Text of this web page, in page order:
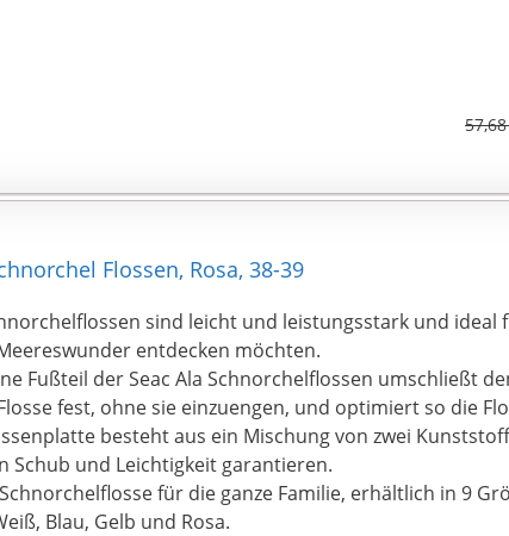
Flossen, Rosa, 38-39
sind leicht und leistungsstark und ideal
entdecken möchten.
Fußteil der Seac Ala Schnorchelflossen umschließt
fest, ohne sie einzuengen, und optimiert so die
besteht aus ein Mischung von zwei
Schub und Leichtigkeit garantieren.
für die ganze Familie, erhältlich in 9
Blau, Gelb und Rosa.